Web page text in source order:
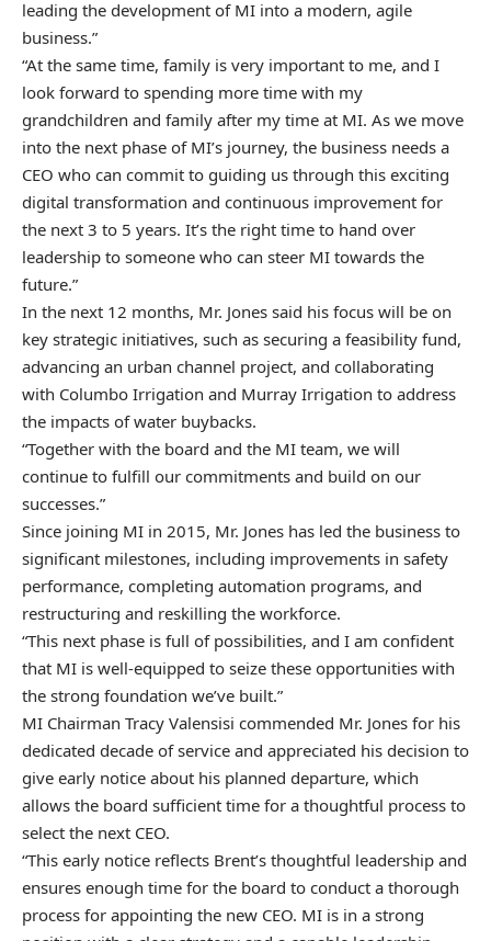
leading the development of MI into a modern, agile
business.”
“At the same time, family is very important to me, and I
look forward to spending more time with my
grandchildren and family after my time at MI. As we move
into the next phase of MI’s journey, the business needs a
CEO who can commit to guiding us through this exciting
digital transformation and continuous improvement for
the next 3 to 5 years. It’s the right time to hand over
leadership to someone who can steer MI towards the
future.”
In the next 12 months, Mr. Jones said his focus will be on
key strategic initiatives, such as securing a feasibility fund,
advancing an urban channel project, and collaborating
with Columbo Irrigation and Murray Irrigation to address
the impacts of water buybacks.
“Together with the board and the MI team, we will
continue to fulfill our commitments and build on our
successes.”
Since joining MI in 2015, Mr. Jones has led the business to
significant milestones, including improvements in safety
performance, completing automation programs, and
restructuring and reskilling the workforce.
“This next phase is full of possibilities, and I am confident
that MI is well-equipped to seize these opportunities with
the strong foundation we’ve built.”
MI Chairman Tracy Valensisi commended Mr. Jones for his
dedicated decade of service and appreciated his decision to
give early notice about his planned departure, which
allows the board sufficient time for a thoughtful process to
select the next CEO.
“This early notice reflects Brent’s thoughtful leadership and
ensures enough time for the board to conduct a thorough
process for appointing the new CEO. MI is in a strong